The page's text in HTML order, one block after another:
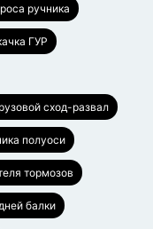
ручника
ГУР
сход-развал
полуоси
тормозов
балки